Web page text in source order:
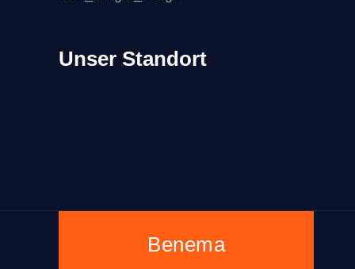
Unser Standort
Benema